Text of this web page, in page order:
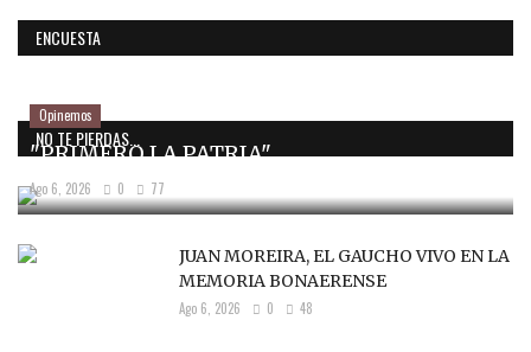
ENCUESTA
NO TE PIERDAS...
Opinemos
"PRIMERO LA PATRIA"
Ago 6, 2026 0 77
JUAN MOREIRA, EL GAUCHO VIVO EN LA
MEMORIA BONAERENSE
Ago 6, 2026 0 48